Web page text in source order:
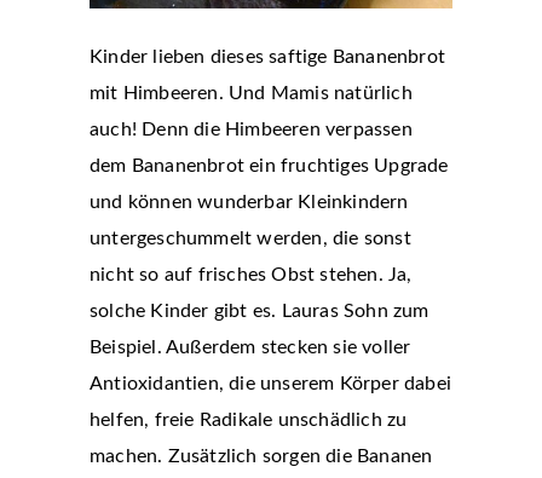
Kinder lieben dieses saftige Bananenbrot
mit Himbeeren. Und Mamis natürlich
auch! Denn die Himbeeren verpassen
dem Bananenbrot ein fruchtiges Upgrade
und können wunderbar Kleinkindern
untergeschummelt werden, die sonst
nicht so auf frisches Obst stehen. Ja,
solche Kinder gibt es. Lauras Sohn zum
Beispiel. Außerdem stecken sie voller
Antioxidantien, die unserem Körper dabei
helfen, freie Radikale unschädlich zu
machen. Zusätzlich sorgen die Bananen